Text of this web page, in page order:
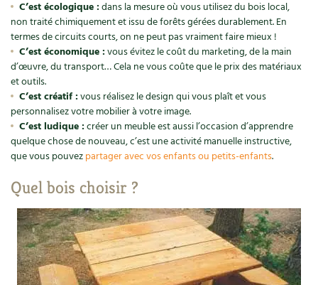
Cuisine saine
Manger bio
Cures, régimes
Dessert, Boulangerie
Techniques, conservation, organisation
Agenda, calendrier
NOUVEAUTÉS
Feuilleter le catalogue
Le magazine Les 4 saisons
Stages
Cartes cadeau
Séjourner en Trièves
Nous contacter
Bricolages au jardin
Outils et ustensiles du jardin
Biodiversité
Ravageurs et maladies au jardin
Petit élevage
Recettes de printemps
Recettes par type de plat
Les chroniques de Marie
Forums
Jardin bio
Habitat écologique
Cuisine saine
Société et alternatives
Les 4 saisons& vous
Questions à la rédaction
C’est écologique :dans la mesure où vous utilisez du bois local,
non traité chimiquement et issu de forêts gérées durablement. En
termes de circuits courts, on ne peut pas vraiment faire mieux !
C’est économique :vous évitez le coût du marketing, de la main
d’œuvre, du transport… Cela ne vous coûte que le prix des matériaux
et outils.
C’est créatif :vous réalisez le design qui vous plaît et vous
personnalisez votre mobilier à votre image.
C’est ludique :créer un meuble est aussi l’occasion d’apprendre
quelque chose de nouveau, c’est une activité manuelle instructive,
que vous pouvezpartager avec vos enfants ou petits-enfants.
Quel bois choisir ?